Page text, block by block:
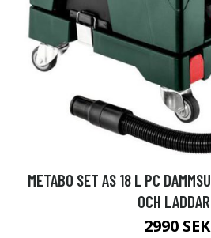
METABO SET AS 18 L PC
OCH
2990 SEK